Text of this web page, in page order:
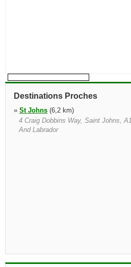
Destinations Proches
» St Johns (6,2 km)
4 Craig Dobbins Way, Saint Johns,
And Labrador